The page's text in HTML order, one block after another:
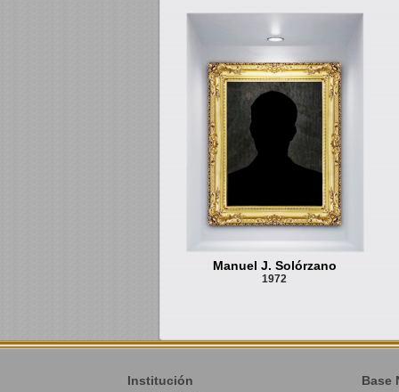
Manuel J. Solórzano
1972
Institución Base